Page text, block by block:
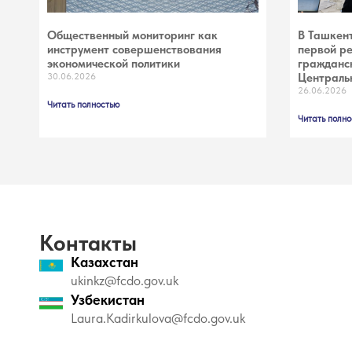
Общественный мониторинг как
инструмент совершенствования
экономической политики
30.06.2026
Читать полностью
В
первой
26.06.2026
Читать
Контакты
Казахстан
ukinkz@fcdo.gov.uk
Узбекистан
Laura.Kadirkulova@fcdo.gov.uk